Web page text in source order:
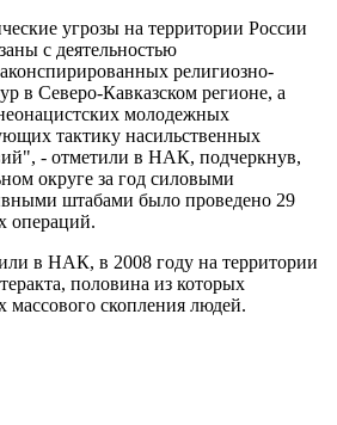
угрозы на территории России
с деятельностью
религиозно-
в Северо-Кавказском регионе, а
молодежных
тактику насильственных
- отметили в НАК, подчеркнув,
округе за год силовыми
штабами было проведено 29
операций.
в НАК, в 2008 году на территории
половина из которых
массового скопления людей.